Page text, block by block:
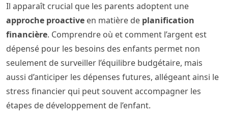
Il apparaît crucial que les parents adoptent une
approche proactive en matière de planification
financière. Comprendre où et comment l’argent est
dépensé pour les besoins des enfants permet non
seulement de surveiller l’équilibre budgétaire, mais
aussi d’anticiper les dépenses futures, allégeant ainsi le
stress financier qui peut souvent accompagner les
étapes de développement de l’enfant.